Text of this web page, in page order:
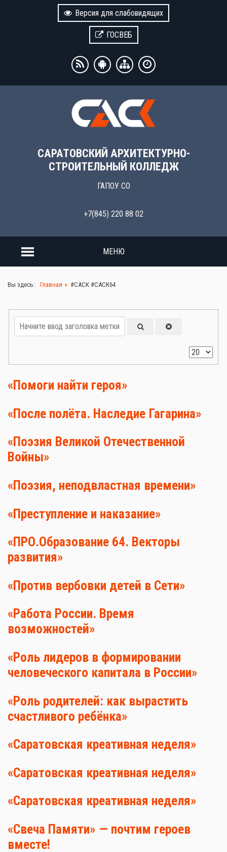
Версия для слабовидящих
ГОСВЕБ
САРАТОВСКИЙ АРХИТЕКТУРНО-
СТРОИТЕЛЬНЫЙ КОЛЛЕДЖ
ГАПОУ СО
+7(845) 220 88 02
МЕНЮ
Вы здесь: Главная #САСК #САСК64
«Помоги найти героя»
«После полёта. Наследие Гагарина»
«Поэзия Великой Отечественной
Войны»
«Поэзия, неподвластная времени»
«Преступление и наказание»
«ПРО.Образование 64. Векторы
развития»
«Против вербовки детей в Сети»
«Работа России. Время
возможностей»
«Роль лидеров в формировании
человеческого капитала в России»
«Роль родителей: как вырастить
счастливого ребёнка»
«Саратовская креативная неделя»
«Саратовская креативная неделя»
«Саратовская креативная неделя»
«Свеча Памяти» — почтим героев
вместе!